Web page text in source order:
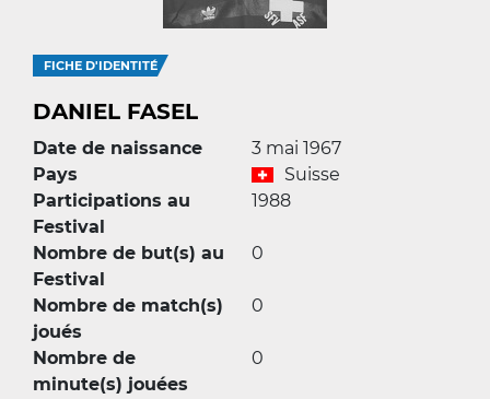
FICHE D'IDENTITÉ
DANIEL FASEL
Date de naissance
3 mai 1967
Pays
Suisse
Participations au
Festival
1988
Nombre de but(s) au
Festival
0
Nombre de match(s)
joués
0
Nombre de
minute(s) jouées
0